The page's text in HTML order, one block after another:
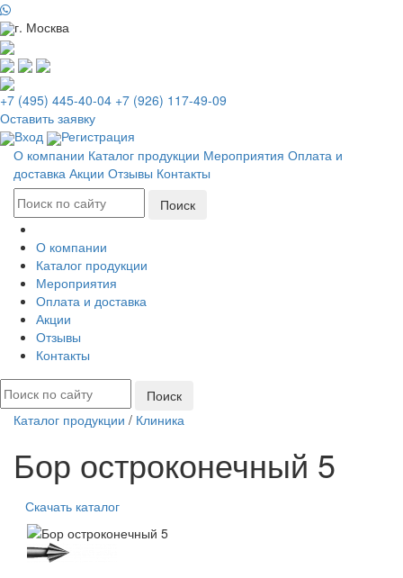
г. Москва
+7 (495) 445-40-04 +7 (926) 117-49-09
Оставить заявку
Вход
Регистрация
О компании Каталог продукции Мероприятия Оплата и
доставка Акции Отзывы Контакты
О компании
Каталог продукции
Мероприятия
Оплата и доставка
Акции
Отзывы
Контакты
Каталог продукции / Клиника
Бор остроконечный 5
Скачать каталог